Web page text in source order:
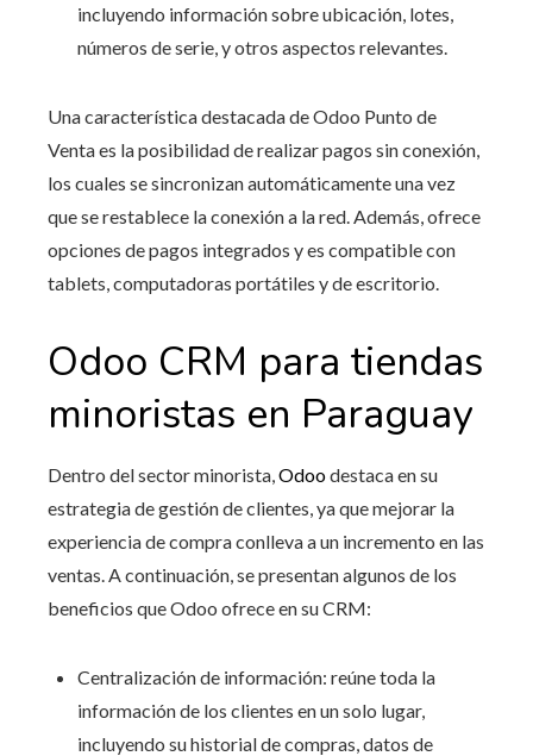
incluyendo información sobre ubicación, lotes,
números de serie, y otros aspectos relevantes.
Una característica destacada de Odoo Punto de
Venta es la posibilidad de realizar pagos sin conexión,
los cuales se sincronizan automáticamente una vez
que se restablece la conexión a la red. Además, ofrece
opciones de pagos integrados y es compatible con
tablets, computadoras portátiles y de escritorio.
Odoo CRM para tiendas
minoristas en Paraguay
Dentro del sector minorista, Odoodestaca en su
estrategia de gestión de clientes, ya que mejorar la
experiencia de compra conlleva a un incremento en las
ventas. A continuación, se presentan algunos de los
beneficios que Odoo ofrece en su CRM:
Centralización de información: reúne toda la
información de los clientes en un solo lugar,
incluyendo su historial de compras, datos de